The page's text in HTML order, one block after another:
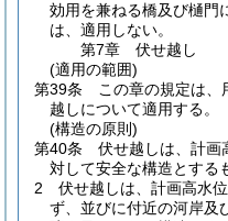
効用を兼ねる橋及び樋門
は、適用しない。
第7章
伏せ越し
(適用の範囲)
第39条
この章の規定は
越しについて適用する。
(構造の原則)
第40条
伏せ越しは、計画
対して安全な構造とする
2
伏せ越しは、計画高水
ず、並びに付近の河岸及